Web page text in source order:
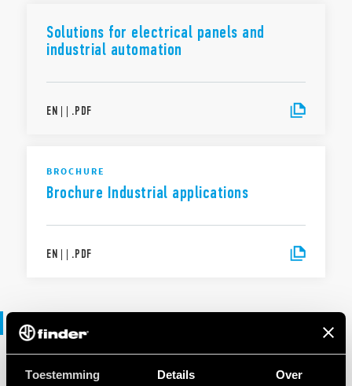
Toestemming Details Over
Solutions for electrical panels and
industrial automation
EN | | .PDF
BROCHURE
Brochure Industrial applications
EN | | .PDF
VERKLARING VAN OVEREENSTEMMING UKCA